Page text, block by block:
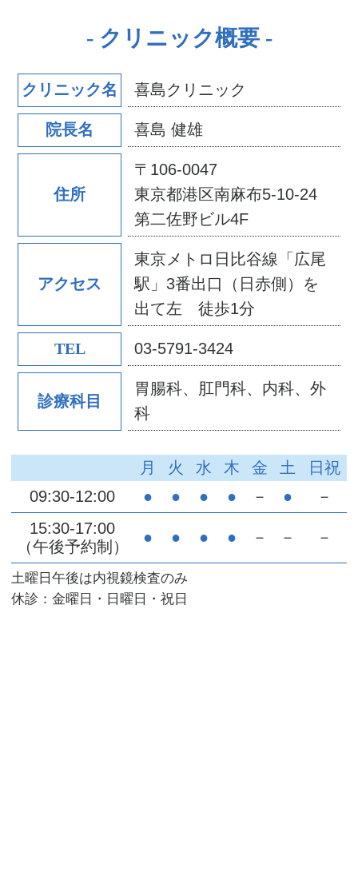
クリニック概要
クリニック名 喜島クリニック
院長名 喜島 健雄
住所
〒106-0047
東京都港区南麻布5-10-24
第二佐野ビル4F
アクセス
東京メトロ日比谷線「広尾
駅」3番出口（日赤側）を
出て左 徒歩1分
TEL 03-5791-3424
診療科目
胃腸科、肛門科、内科、外
科
土曜日午後は内視鏡検査のみ
休診：金曜日・日曜日・祝日
月 火 水 木 金 土
日祝
09:30-12:00
● ● ● ● － ●
－
15:30-17:00
（午後予約制）
● ● ● ● － － －